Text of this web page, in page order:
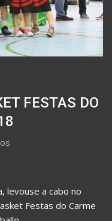
FESTAS DO
levouse a cabo no
Festas do Carme